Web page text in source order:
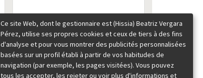
Gargantilla CarmenPlata con baño
de oro
115,00€
Ce site Web, dont le gestionnaire est (Hissia) Beatriz Vergara
Pérez, utilise ses propres cookies et ceux de tiers à des fins
d'analyse et pour vous montrer des publicités personnalisées
basées sur un profil établi à partir de vos habitudes de
navigation (par exemple, les pages visitées). Vous pouvez
tous les accepter, les rejeter ou voir plus d'informations et